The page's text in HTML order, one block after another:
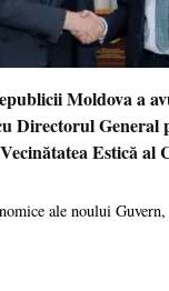
Moldova a
Directorul General
Estică al
ale noului Guvern,